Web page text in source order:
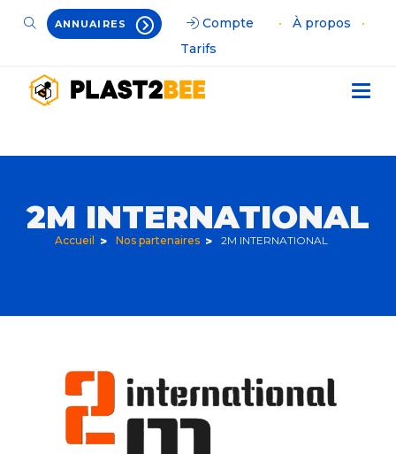
ANNUAIRES Compte • À propos
•
Tarifs
2M INTERNATIONAL
Accueil Nos partenaires 2M INTERNATIONAL